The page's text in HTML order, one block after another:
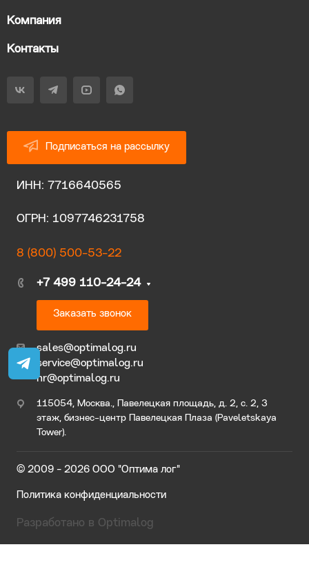
Компания
Контакты
Подписаться на рассылку
ИНН: 7716640565
ОГРН: 1097746231758
8 (800) 500-53-22
+7 499 110-24-24
Заказать звонок
sales@optimalog.ru
service@optimalog.ru
hr@optimalog.ru
115054, Москва., Павелецкая площадь, д. 2, с. 2, 3
этаж, бизнес-центр Павелецкая Плаза (Paveletskaya
Tower).
© 2009 - 2026 ООО "Оптима лог"
Политика конфиденциальности
Разработано в Optimalog